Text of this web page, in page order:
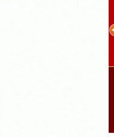
Itabaiana recebeu
da Sedap-PB cerca